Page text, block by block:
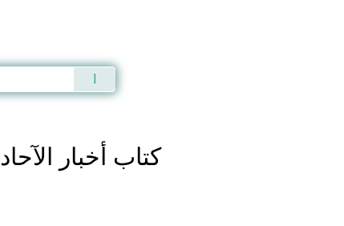
كتاب أخبار الآحاد